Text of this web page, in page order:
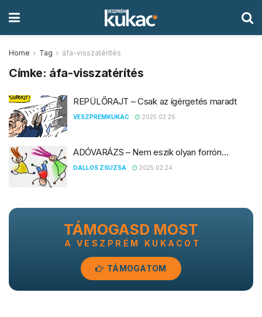
Home Tag áfa-visszatérítés
Címke: áfa-visszatérítés
REPÜLŐRAJT – Csak az ígérgetés maradt
VESZPREMKUKAC 2025.02.26.
ADÓVARÁZS – Nem eszik olyan forrón…
DALLOS ZSUZSA 2025.02.24.
TÁMOGASD MOST
A VESZPRÉM KUKACOT
TÁMOGATOM